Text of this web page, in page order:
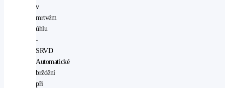
v
mrtvém
úhlu
-
SRVD
Automatické
brždění
při